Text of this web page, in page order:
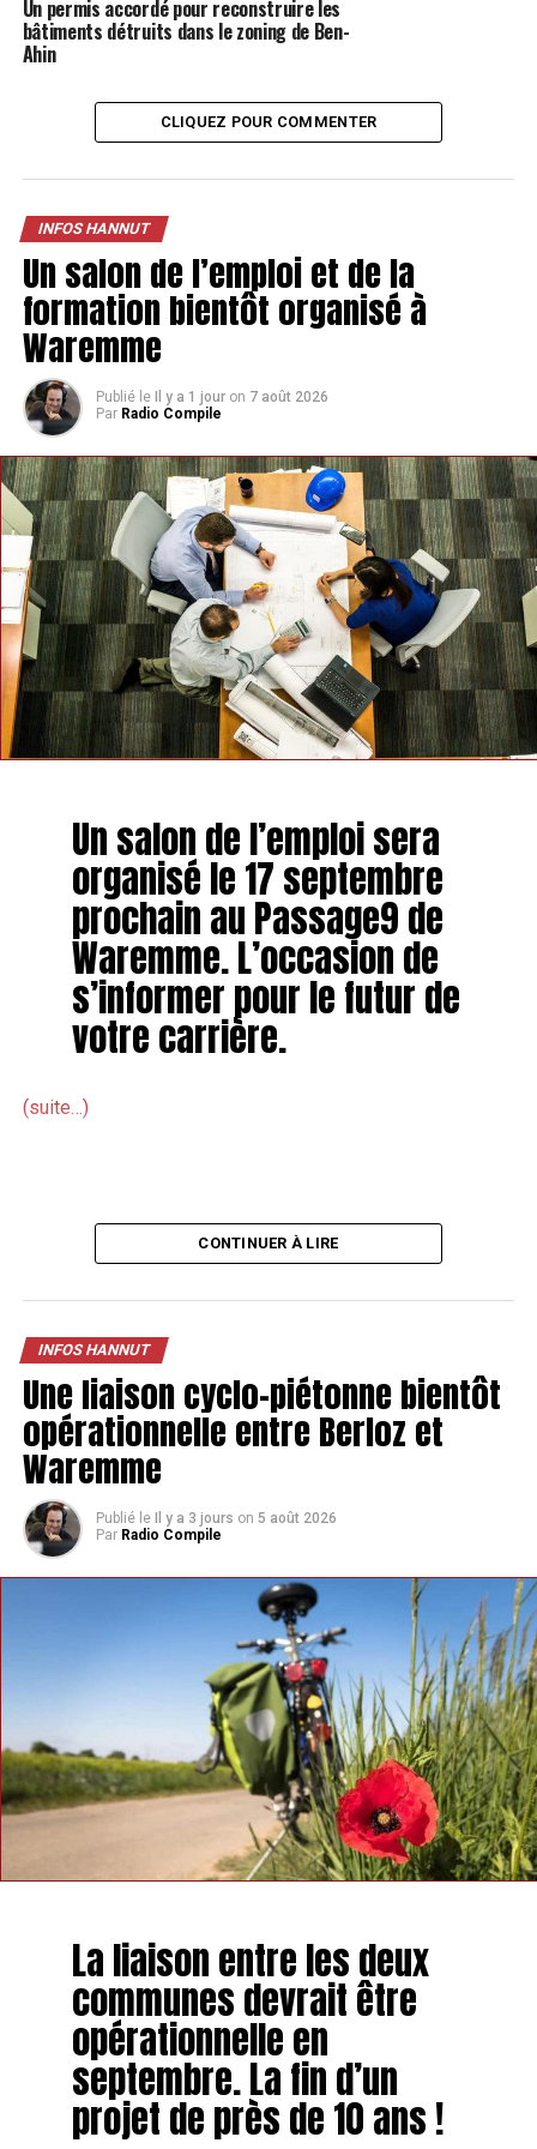
Un permis accordé pour reconstruire les
bâtiments détruits dans le zoning de Ben-
Ahin
CLIQUEZ POUR COMMENTER
INFOS HANNUT
Un salon de l’emploi et de la
formation bientôt organisé à
Waremme
Publié le Il y a 1 jour on 7 août 2026
Par Radio Compile
Un salon de l’emploi sera
organisé le 17 septembre
prochain au Passage9 de
Waremme. L’occasion de
s’informer pour le futur de
votre carrière.
(suite…)
CONTINUER À LIRE
INFOS HANNUT
Une liaison cyclo-piétonne bientôt
opérationnelle entre Berloz et
Waremme
Publié le Il y a 3 jours on 5 août 2026
Par Radio Compile
La liaison entre les deux
communes devrait être
opérationnelle en
septembre. La fin d’un
projet de près de 10 ans !